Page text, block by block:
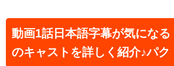
動画1話日本語字幕が気になる
のキャストを詳しく紹介♪パク